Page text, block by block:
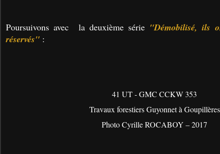
Poursuivons avec la deuxième série "Démobilisé, ils
réservés" :
41 UT - GMC CCKW 353
Travaux forestiers Guyonnet à Goupillères
Photo Cyrille ROCABOY – 2017